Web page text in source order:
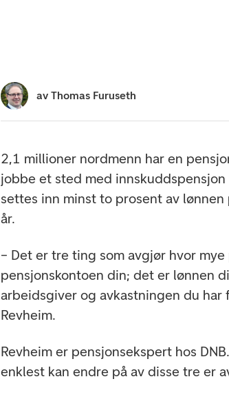
av Thomas Furuseth
2,1 millioner nordmenn har en
jobbe et sted med
settes inn minst to prosent av
år.
– Det er tre ting som avgjør hvor
pensjonskontoen din; det er lønnen
arbeidsgiver og avkastningen du
Revheim.
Revheim er pensjonsekspert hos
enklest kan endre på av disse tre er